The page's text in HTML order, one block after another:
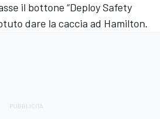
il bottone “Deploy Safety
dare la caccia ad Hamilton.